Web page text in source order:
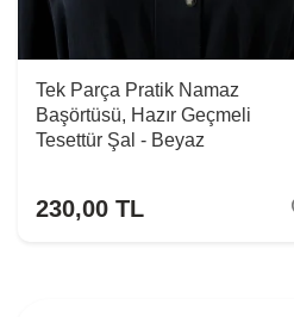
Tek Parça Pratik Namaz
Başörtüsü, Hazır Geçmeli
Tesettür Şal - Beyaz
230,00 TL